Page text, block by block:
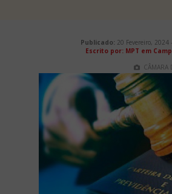
Publicado: 20 Fevereiro, 2024
Escrito por: MPT em
CÂMARA